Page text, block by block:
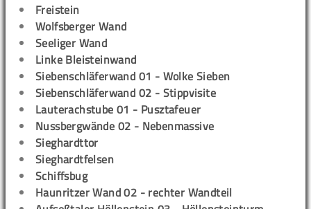
Freistein
Wolfsberger Wand
Seeliger Wand
Linke Bleisteinwand
Siebenschläferwand 01 - Wolke Sieben
Siebenschläferwand 02 - Stippvisite
Lauterachstube 01 - Pusztafeuer
Nussbergwände 02 - Nebenmassive
Sieghardttor
Sieghardtfelsen
Schiffsbug
Haunritzer Wand 02 - rechter Wandteil